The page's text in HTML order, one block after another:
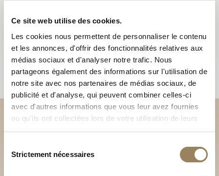
Ce site web utilise des cookies.
Les cookies nous permettent de personnaliser le contenu
et les annonces, d'offrir des fonctionnalités relatives aux
médias sociaux et d'analyser notre trafic. Nous
partageons également des informations sur l'utilisation de
notre site avec nos partenaires de médias sociaux, de
publicité et d'analyse, qui peuvent combiner celles-ci
avec d'autres informations que vous leur avez fournies
ou qu'ils ont collectées lors de votre utilisation de leurs
services.
duStrictement nécessaires
Découvrez nos collections
en Boutique